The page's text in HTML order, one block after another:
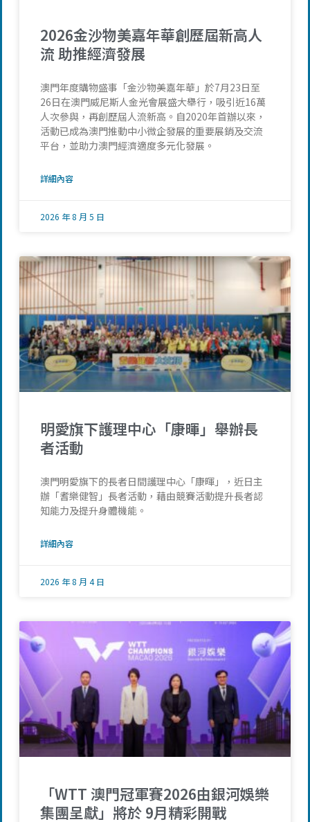
2026金沙物美嘉年華創歷屆新高人
流 助推經濟發展
澳門年度購物盛事「金沙物美嘉年華」於7月23日至
26日在澳門威尼斯人金光會展盛大舉行，吸引近16萬
人次參與，再創歷屆人流新高。自2020年首辦以來，
活動已成為澳門推動中小微企發展的重要展銷及交流
平台，並助力澳門經濟適度多元化發展。
詳細內容
2026 年 8 月 5 日
明愛旗下護理中心「康暉」舉辦長
者活動
澳門明愛旗下的長者日間護理中心「康暉」，近日主
辦「耆樂健智」長者活動，藉由競賽活動提升長者認
知能力及提升身體機能。
詳細內容
2026 年 8 月 4 日
「WTT 澳門冠軍賽2026由銀河娛樂
集團呈獻」將於 9月精彩開戰